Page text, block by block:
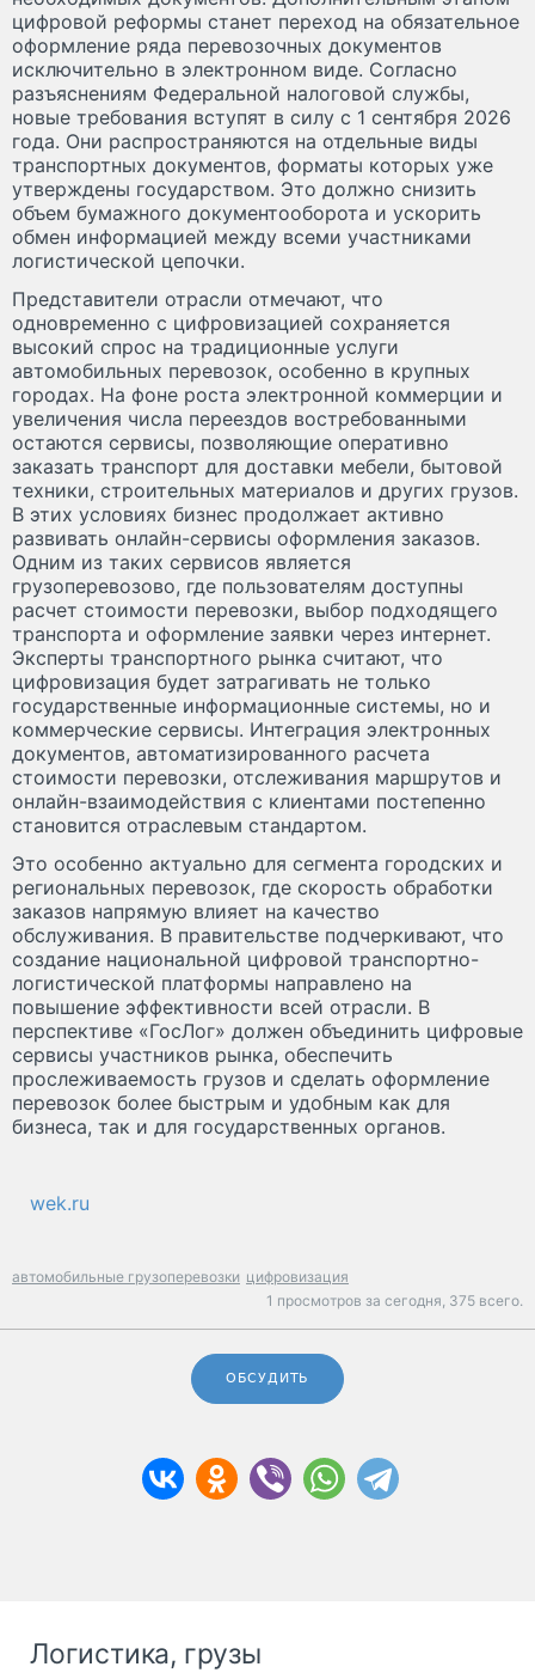
цифровой реформы станет переход на обязательное
оформление ряда перевозочных документов
исключительно в электронном виде. Согласно
разъяснениям Федеральной налоговой службы,
новые требования вступят в силу с 1 сентября 2026
года. Они распространяются на отдельные виды
транспортных документов, форматы которых уже
утверждены государством. Это должно снизить
объем бумажного документооборота и ускорить
обмен информацией между всеми участниками
логистической цепочки.
Представители отрасли отмечают, что
одновременно с цифровизацией сохраняется
высокий спрос на традиционные услуги
автомобильных перевозок, особенно в крупных
городах. На фоне роста электронной коммерции и
увеличения числа переездов востребованными
остаются сервисы, позволяющие оперативно
заказать транспорт для доставки мебели, бытовой
техники, строительных материалов и других грузов.
В этих условиях бизнес продолжает активно
развивать онлайн-сервисы оформления заказов.
Одним из таких сервисов является
грузоперевозово, где пользователям доступны
расчет стоимости перевозки, выбор подходящего
транспорта и оформление заявки через интернет.
Эксперты транспортного рынка считают, что
цифровизация будет затрагивать не только
государственные информационные системы, но и
коммерческие сервисы. Интеграция электронных
документов, автоматизированного расчета
стоимости перевозки, отслеживания маршрутов и
онлайн-взаимодействия с клиентами постепенно
становится отраслевым стандартом.
Это особенно актуально для сегмента городских и
региональных перевозок, где скорость обработки
заказов напрямую влияет на качество
обслуживания. В правительстве подчеркивают, что
создание национальной цифровой транспортно-
логистической платформы направлено на
повышение эффективности всей отрасли. В
перспективе «ГосЛог» должен объединить цифровые
сервисы участников рынка, обеспечить
прослеживаемость грузов и сделать оформление
перевозок более быстрым и удобным как для
бизнеса, так и для государственных органов.
wek.ru
автомобильные грузоперевозки цифровизация
1 просмотров за сегодня, 375 всего.
ОБСУДИТЬ
Логистика, грузы